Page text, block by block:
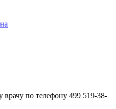
врачу по телефону 499 519-38-